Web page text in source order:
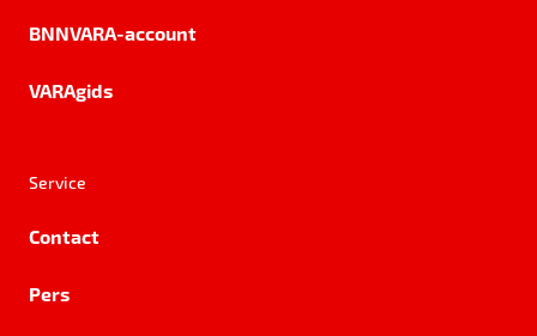
BNNVARA-account
VARAgids
Service
Contact
Pers